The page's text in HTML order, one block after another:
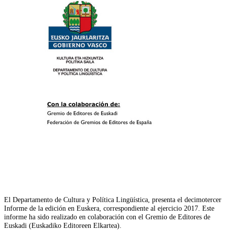
El Departamento de Cultura y Política Lingüística, presenta el decimotercer
Informe de la edición en Euskera, correspondiente al ejercicio 2017. Este
informe ha sido realizado en colaboración con el Gremio de Editores de
Euskadi (Euskadiko Editoreen Elkartea).